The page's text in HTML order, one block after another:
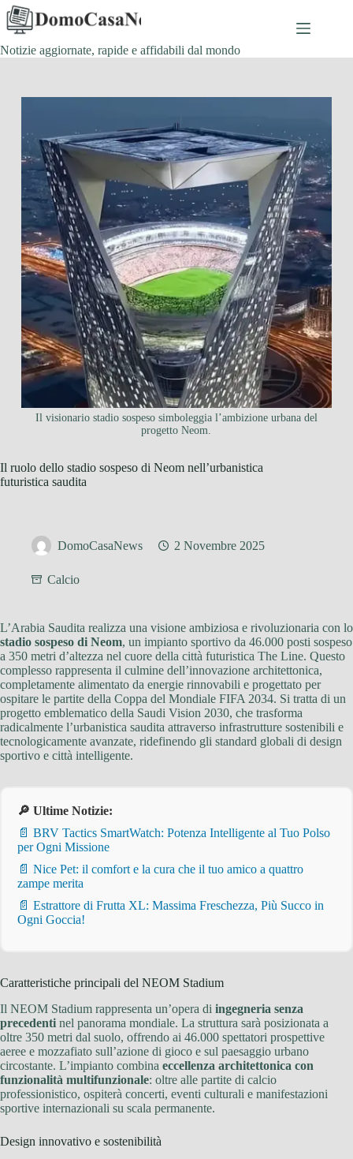
Salta
contenuto
Notizie aggiornate, rapide e affidabili dal mondo
Il visionario stadio sospeso simboleggia l’ambizione urbana del
progetto Neom.
Il ruolo dello stadio sospeso di Neom nell’urbanistica
futuristica saudita
DomoCasaNews 2 Novembre 2025
Calcio
L’Arabia Saudita realizza una visione ambiziosa e rivoluzionaria con lo
stadio sospeso di Neom, un impianto sportivo da 46.000 posti sospeso
a 350 metri d’altezza nel cuore della città futuristica The Line. Questo
complesso rappresenta il culmine dell’innovazione architettonica,
completamente alimentato da energie rinnovabili e progettato per
ospitare le partite della Coppa del Mondiale FIFA 2034. Si tratta di un
progetto emblematico della Saudi Vision 2030, che trasforma
radicalmente l’urbanistica saudita attraverso infrastrutture sostenibili e
tecnologicamente avanzate, ridefinendo gli standard globali di design
sportivo e città intelligente.
🔎 Ultime Notizie:
📄 BRV Tactics SmartWatch: Potenza Intelligente al Tuo Polso
per Ogni Missione
📄 Nice Pet: il comfort e la cura che il tuo amico a quattro
zampe merita
📄 Estrattore di Frutta XL: Massima Freschezza, Più Succo in
Ogni Goccia!
Caratteristiche principali del NEOM Stadium
Il NEOM Stadium rappresenta un’opera di ingegneria senza
precedenti nel panorama mondiale. La struttura sarà posizionata a
oltre 350 metri dal suolo, offrendo ai 46.000 spettatori prospettive
aeree e mozzafiato sull’azione di gioco e sul paesaggio urbano
circostante. L’impianto combina eccellenza architettonica con
funzionalità multifunzionale: oltre alle partite di calcio
professionistico, ospiterà concerti, eventi culturali e manifestazioni
sportive internazionali su scala permanente.
Design innovativo e sostenibilità